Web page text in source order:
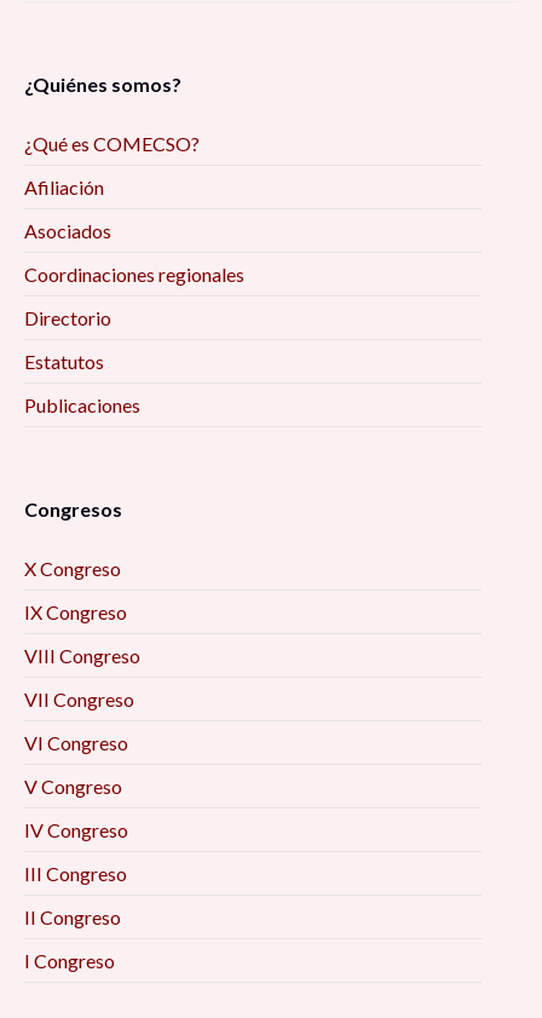
¿Quiénes somos?
¿Qué es COMECSO?
Afiliación
Asociados
Coordinaciones regionales
Directorio
Estatutos
Publicaciones
Congresos
X Congreso
IX Congreso
VIII Congreso
VII Congreso
VI Congreso
V Congreso
IV Congreso
III Congreso
II Congreso
I Congreso